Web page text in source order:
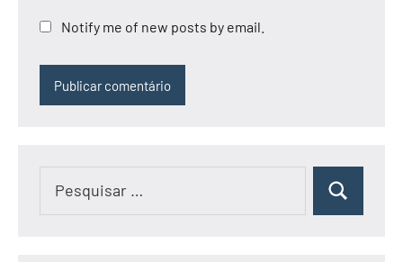
Notify me of new posts by email.
Pesquisar